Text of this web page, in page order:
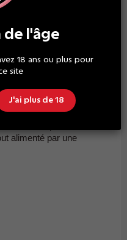
. Il embarque
alimenté par une
l'âge
18 ans ou plus pour
site
J'ai plus de 18